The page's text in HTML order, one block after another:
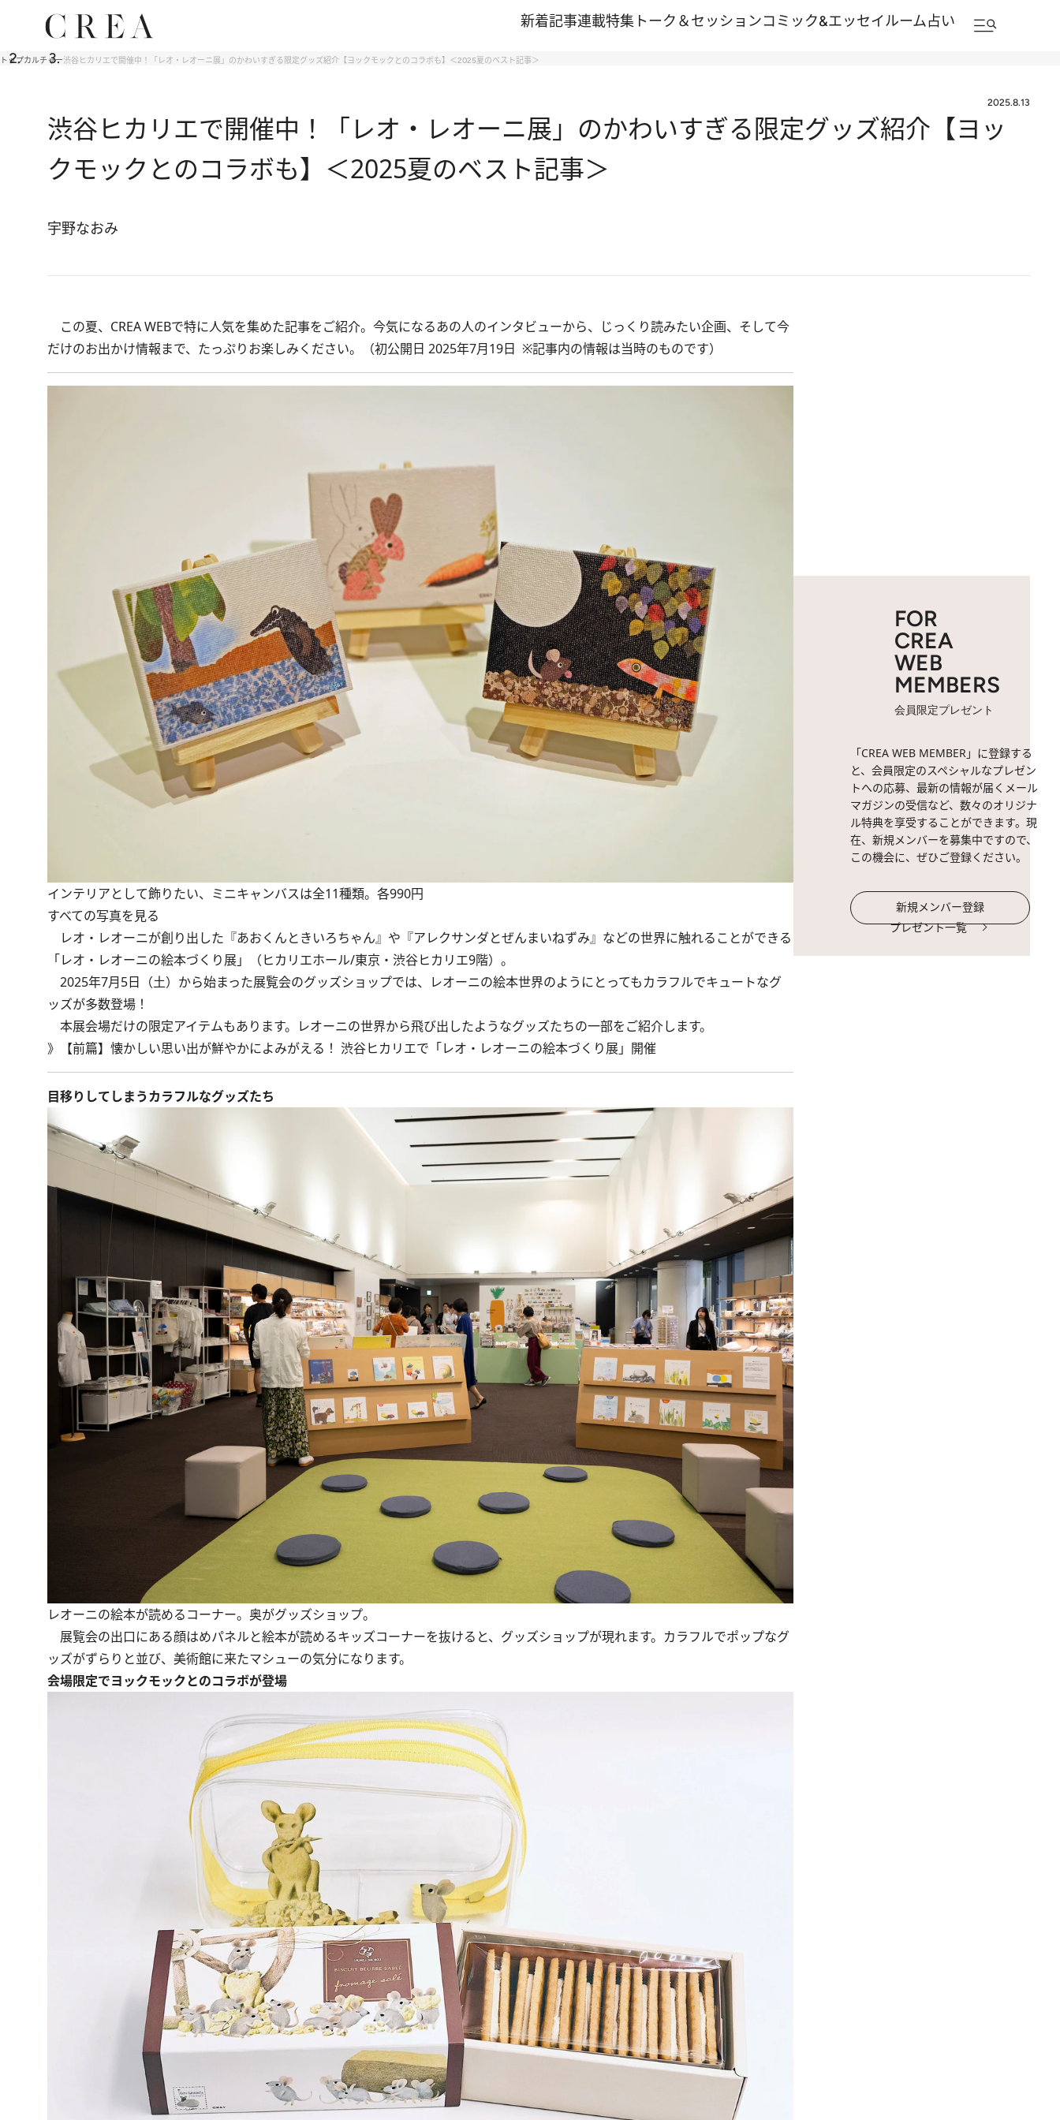
新着記事連載特集 トーク＆セッションコミック&エッセイルーム占い
トップカルチャー渋谷ヒカリエで開催中！「レオ・レオーニ展」のかわいすぎる限定グッズ紹介【ヨックモックとのコラボも】＜2025夏のベスト記事＞
2025.8.13
渋谷ヒカリエで開催中！「レオ・レオーニ展」のかわいすぎる限定グッズ紹介【ヨッ
クモックとのコラボも】＜2025夏のベスト記事＞
宇野なおみ
この夏、CREA WEBで特に人気を集めた記事をご紹介。今気になるあの人のインタビューから、じっくり読みたい企画、そして今
だけのお出かけ情報まで、たっぷりお楽しみください。（初公開日 2025年7月19日 ※記事内の情報は当時のものです）
インテリアとして飾りたい、ミニキャンバスは全11種類。各990円
すべての写真を見る
レオ・レオーニが創り出した『あおくんときいろちゃん』や『アレクサンダとぜんまいねずみ』などの世界に触れることができる
「レオ・レオーニの絵本づくり展」（ヒカリエホール/東京・渋谷ヒカリエ9階）。
2025年7月5日（土）から始まった展覧会のグッズショップでは、レオーニの絵本世界のようにとってもカラフルでキュートなグ
ッズが多数登場！
本展会場だけの限定アイテムもあります。レオーニの世界から飛び出したようなグッズたちの一部をご紹介します。
》
【前篇】懐かしい思い出が鮮やかによみがえる！ 渋谷ヒカリエで「レオ・レオーニの絵本づくり展」開催
目移りしてしまうカラフルなグッズたち
レオーニの絵本が読めるコーナー。奥がグッズショップ。
展覧会の出口にある顔はめパネルと絵本が読めるキッズコーナーを抜けると、グッズショップが現れます。カラフルでポップなグ
ッズがずらりと並び、美術館に来たマシューの気分になります。
会場限定でヨックモックとのコラボが登場
FOR
CREA
WEB
MEMBERS
会員限定プレゼント
「CREA WEB MEMBER」に登録する
と、会員限定のスペシャルなプレゼン
トへの応募、最新の情報が届くメール
マガジンの受信など、数々のオリジナ
ル特典を享受することができます。現
在、新規メンバーを募集中ですので、
この機会に、ぜひご登録ください。
新規メンバー登録
プレゼント一覧